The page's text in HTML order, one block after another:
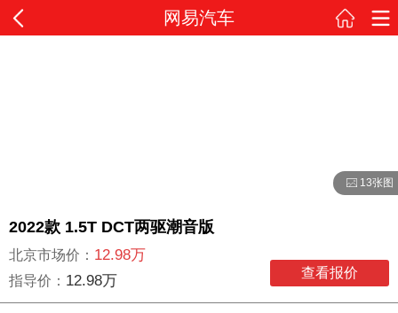
网易汽车
13张图
2022款 1.5T DCT两驱潮音版
北京市场价： 12.98万
指导价： 12.98万 查看报价